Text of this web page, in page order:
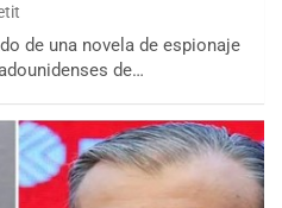
de una novela de espionaje
de…